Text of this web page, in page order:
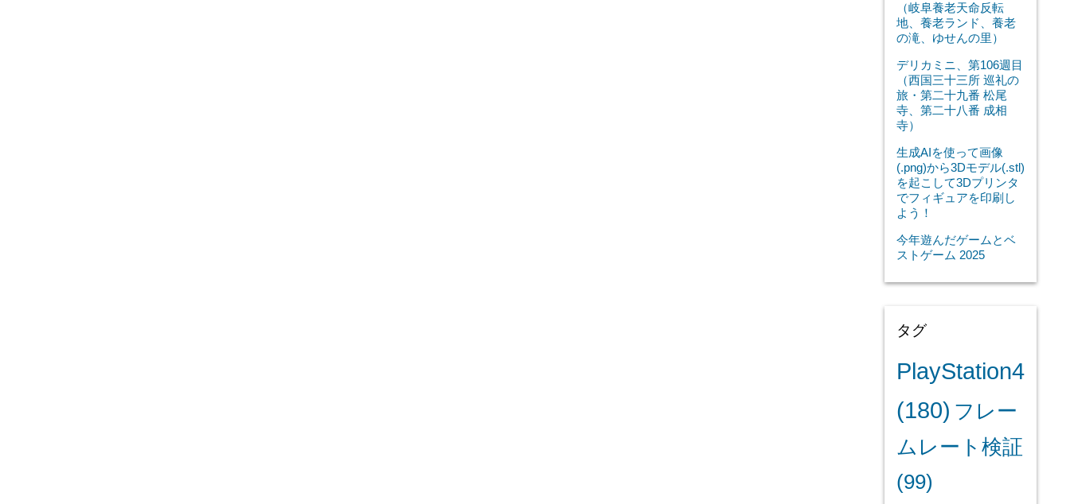
（岐阜養老天命反転
地、養老ランド、養老
の滝、ゆせんの里）
デリカミニ、第106週目
（西国三十三所 巡礼の
旅・第二十九番 松尾
寺、第二十八番 成相
寺）
生成AIを使って画像
(.png)から3Dモデル(.stl)
を起こして3Dプリンタ
でフィギュアを印刷し
よう！
今年遊んだゲームとベ
ストゲーム 2025
タグ
PlayStation4
(180) フレー
ムレート検証
(99)